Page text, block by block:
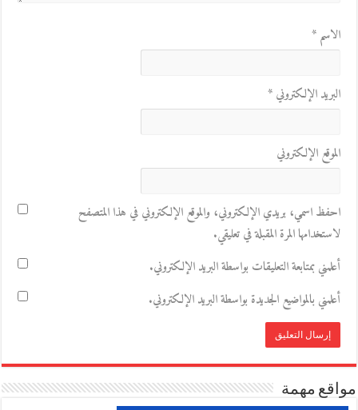
الاسم*
البريد الإلكتروني*
الموقع الإلكتروني
احفظ اسمي، بريدي الإلكتروني، والموقع الإلكتروني في هذا المتصفح
لاستخدامها المرة المقبلة في تعليقي.
أعلمني بمتابعة التعليقات بواسطة البريد الإلكتروني.
أعلمني بالمواضيع الجديدة بواسطة البريد الإلكتروني.
مواقع مهمة